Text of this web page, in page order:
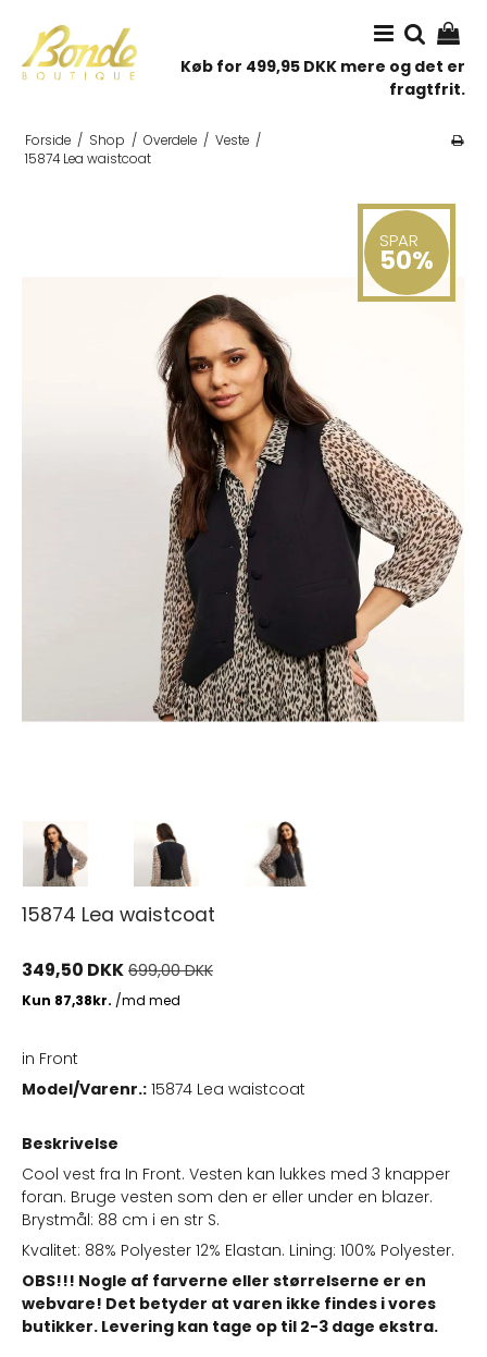
Køb for 499,95 DKK mere og det er
fragtfrit.
Forside / Shop / Overdele / Veste /
15874 Lea waistcoat
SPAR
50%
15874 Lea waistcoat
349,50 DKK 699,00 DKK
in Front
Model/Varenr.: 15874 Lea waistcoat
Beskrivelse
Cool vest fra In Front. Vesten kan lukkes med 3 knapper
foran. Bruge vesten som den er eller under en blazer.
Brystmål: 88 cm i en str S.
Kvalitet: 88% Polyester 12% Elastan. Lining: 100% Polyester.
OBS!!! Nogle af farverne eller størrelserne er en
webvare! Det betyder at varen ikke findes i vores
butikker. Levering kan tage op til 2-3 dage ekstra.